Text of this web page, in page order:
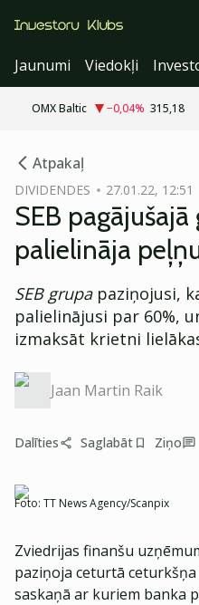
Jaunumi
Viedokļi
OMX Baltic −0,04% 315,18
Atpakaļ
DIVIDENDES 27.01.22, 12:51
SEB
palielināja
SEB grupapaziņojusi,
palielinājusi par 60%,
izmaksāt krietni
Jaan Martin Raik
Dalīties Saglabāt Ziņo
Foto: TT News Agency/Scanpix
Zviedrijas finanšu
paziņoja ceturtā
saskaņā ar kuriem banka